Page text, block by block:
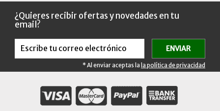
¿Quieres recibir ofertas y novedades en tu
email?
* Al enviar aceptas la la política de privacidad